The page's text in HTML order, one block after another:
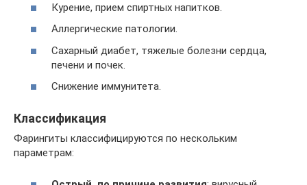
Курение, прием спиртных напитков.
Аллергические патологии.
Сахарный диабет, тяжелые болезни сердца,
печени и почек.
Снижение иммунитета.
Классификация
Фарингиты классифицируются по нескольким
параметрам: